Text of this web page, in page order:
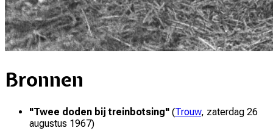
Bronnen
"Twee doden bij treinbotsing" (Trouw, zaterdag 26
augustus 1967)